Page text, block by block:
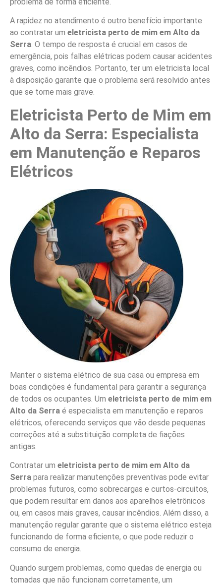
A rapidez no atendimento é outro benefício importante
ao contratar um eletricista perto de mim em Alto da
Serra. O tempo de resposta é crucial em casos de
emergência, pois falhas elétricas podem causar acidentes
graves, como incêndios. Portanto, ter um eletricista local
à disposição garante que o problema será resolvido antes
que se torne mais grave.
Eletricista Perto de Mim em
Alto da Serra: Especialista
em Manutenção e Reparos
Elétricos
Manter o sistema elétrico de sua casa ou empresa em
boas condições é fundamental para garantir a segurança
de todos os ocupantes. Um eletricista perto de mim em
Alto da Serra é especialista em manutenção e reparos
elétricos, oferecendo serviços que vão desde pequenas
correções até a substituição completa de fiações
antigas.
Contratar um eletricista perto de mim em Alto da
Serra para realizar manutenções preventivas pode evitar
problemas futuros, como sobrecargas e curtos-circuitos,
que podem resultar em danos aos aparelhos eletrônicos
ou, em casos mais graves, causar incêndios. Além disso, a
manutenção regular garante que o sistema elétrico esteja
funcionando de forma eficiente, o que pode reduzir o
consumo de energia.
Quando surgem problemas, como quedas de energia ou
tomadas que não funcionam corretamente, um